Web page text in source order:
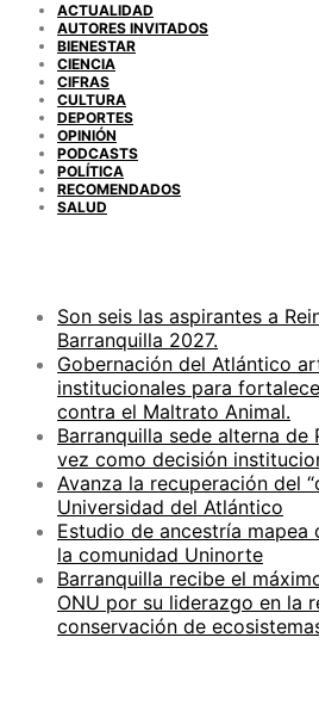
ACTUALIDAD
AUTORES INVITADOS
BIENESTAR
CIENCIA
CIFRAS
CULTURA
DEPORTES
OPINIÓN
PODCASTS
POLÍTICA
RECOMENDADOS
SALUD
Son seis las aspirantes a
Barranquilla 2027.
Gobernación del Atlántico
institucionales para
contra el Maltrato Animal.
Barranquilla sede alterna de
vez como decisión
Avanza la recuperación del
Universidad del Atlántico
Estudio de ancestría
la comunidad Uninorte
Barranquilla recibe el
ONU por su liderazgo en la
conservación de